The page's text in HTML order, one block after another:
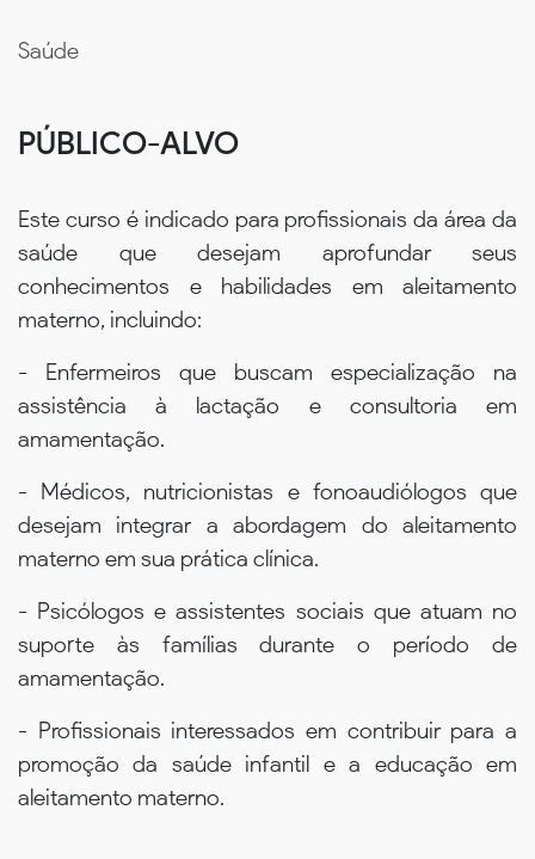
Saúde
PÚBLICO-ALVO
Este curso é indicado para profissionais da área da
saúde que desejam aprofundar seus
conhecimentos e habilidades em aleitamento
materno, incluindo:
- Enfermeiros que buscam especialização na
assistência à lactação e consultoria em
amamentação.
- Médicos, nutricionistas e fonoaudiólogos que
desejam integrar a abordagem do aleitamento
materno em sua prática clínica.
- Psicólogos e assistentes sociais que atuam no
suporte às famílias durante o período de
amamentação.
- Profissionais interessados em contribuir para a
promoção da saúde infantil e a educação em
aleitamento materno.